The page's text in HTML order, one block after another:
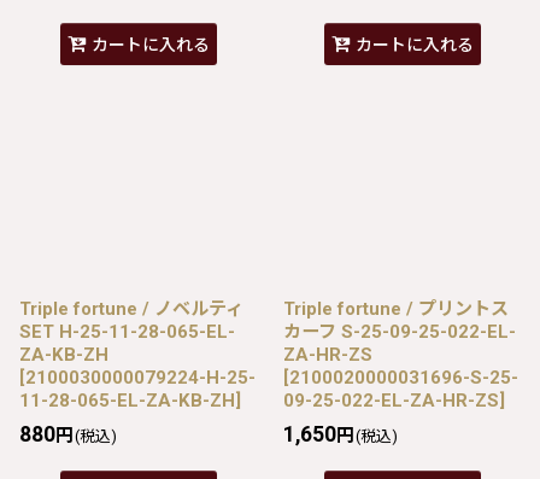
カートに入れる カートに入れる
Triple fortune / ノベルティ
SET H-25-11-28-065-EL-
ZA-KB-ZH
[2100030000079224-H-25-
11-28-065-EL-ZA-KB-ZH]
880円 (税込)
Triple fortune / プリントス
カーフ S-25-09-25-022-EL-
ZA-HR-ZS
[2100020000031696-S-25-
09-25-022-EL-ZA-HR-ZS]
1,650円 (税込)